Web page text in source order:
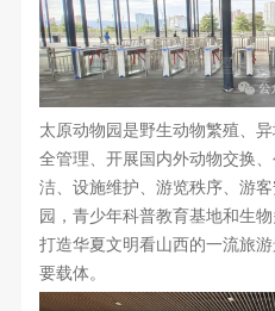
太原动物园是野生动物繁殖、
全管理、开展国内外动物交换
洁、设施维护、游览秩序、游
园，青少年科普教育基地和生
打造华夏文明看山西的一流旅
要载体。